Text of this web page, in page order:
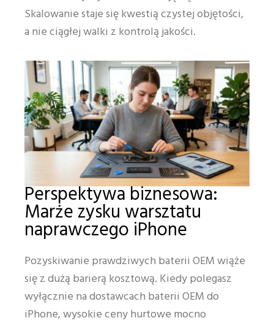
Skalowanie staje się kwestią czystej objętości,
a nie ciągłej walki z kontrolą jakości.
Perspektywa biznesowa:
Marże zysku warsztatu
naprawczego iPhone
Pozyskiwanie prawdziwych baterii OEM wiąże
się z dużą barierą kosztową. Kiedy polegasz
wyłącznie na dostawcach baterii OEM do
iPhone, wysokie ceny hurtowe mocno